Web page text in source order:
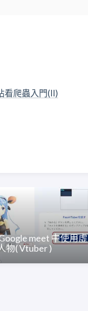
看爬蟲入門(II)
meet 中使用虛
物( Vtuber )